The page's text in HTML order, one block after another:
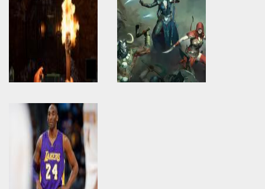
assumed 'article_topic' (this
will throw an Error in a future
version of PHP) in
/home/keedkean/domains/keedkean.com/public_html/include/article/
534
Spend a Ravishing Night with
Kolkata Escorts Service.
assumed 'article_topic' (this
will throw an Error in a future
version of PHP) in
/home/keedkean/domains/
on line534
As huge as 2020 apparently
became for Jagex's charitable
projects
Warning: Use of undefined
constant article_topic -
assumed 'article_topic' (this
will throw an Error in a future
version of PHP) in
/home/keedkean/domains/keedkean.com/public_html/include/article/
on line 534
With general gold and silver